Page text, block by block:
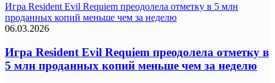
Игра Resident Evil Requiem преодолела отметку в 5 млн
проданных копий меньше чем за неделю
06.03.2026
Игра Resident Evil Requiem преодолела отметку в
5 млн проданных копий меньше чем за неделю